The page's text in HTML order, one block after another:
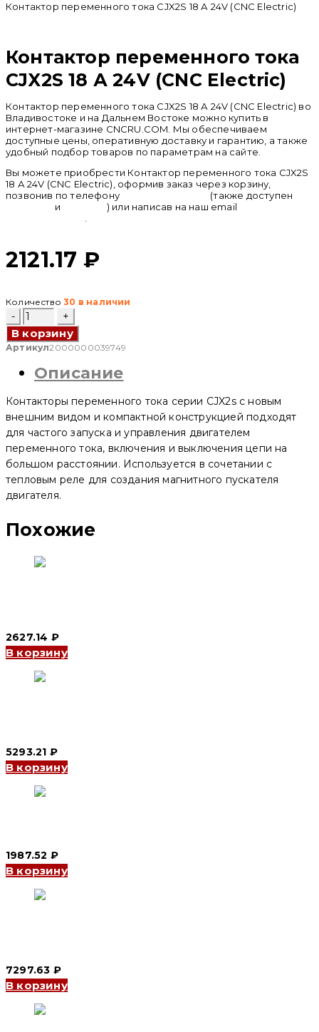
Контактор переменного тока CJX2S 18 А 24V (CNC Electric)
Контактор переменного тока
CJX2S 18 А 24V (CNC Electric)
Контактор переменного тока CJX2S 18 А 24V (CNC Electric) во
Владивостоке и на Дальнем Востоке можно купить в
интернет-магазине CNCRU.COM. Мы обеспечиваем
доступные цены, оперативную доставку и гарантию, а также
удобный подбор товаров по параметрам на сайте.
Вы можете приобрести Контактор переменного тока CJX2S
18 А 24V (CNC Electric), оформив заказ через корзину,
позвонив по телефону
(также доступен
и
) или написав на наш email
2121.17 ₽
Количество 30 в наличии
Количество
товара
Контактор
переменного
CJX2S
24V
(CNC
В корзину
Артикул2000000039749
Описание
Контакторы переменного тока серии CJX2s с новым
внешним видом и компактной конструкцией подходят
для частого запуска и управления двигателем
переменного тока, включения и выключения цепи на
большом расстоянии. Используется в сочетании с
тепловым реле для создания магнитного пускателя
двигателя.
Похожие
2627.14 ₽
В корзину
5293.21 ₽
В корзину
1987.52 ₽
В корзину
7297.63 ₽
В корзину